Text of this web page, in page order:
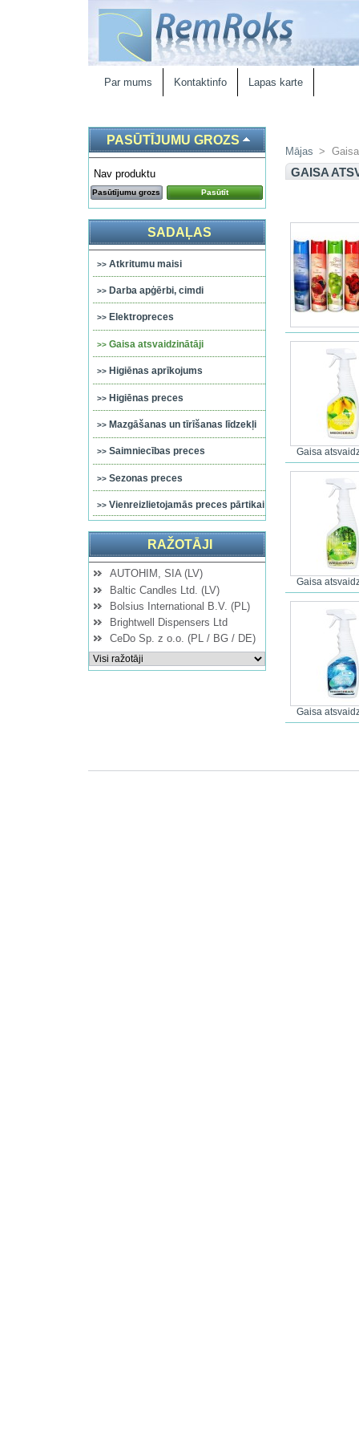
Par mums Kontaktinfo Lapas karte
PASŪTĪJUMU GROZS
Nav produktu
Pasūtījumu grozs Pasūtīt
SADAĻAS
Atkritumu maisi
Darba apģērbi, cimdi
Elektropreces
Gaisa atsvaidzinātāji
Higiēnas aprīkojums
Higiēnas preces
Mazgāšanas un tīrīšanas līdzekļi
Saimniecības preces
Sezonas preces
Vienreizlietojamās preces pārtikai
RAŽOTĀJI
AUTOHIM, SIA (LV)
Baltic Candles Ltd. (LV)
Bolsius International B.V. (PL)
Brightwell Dispensers Ltd
CeDo Sp. z o.o. (PL / BG / DE)
Mājas >
GAISA
Gaisa
Gaisa
Gaisa